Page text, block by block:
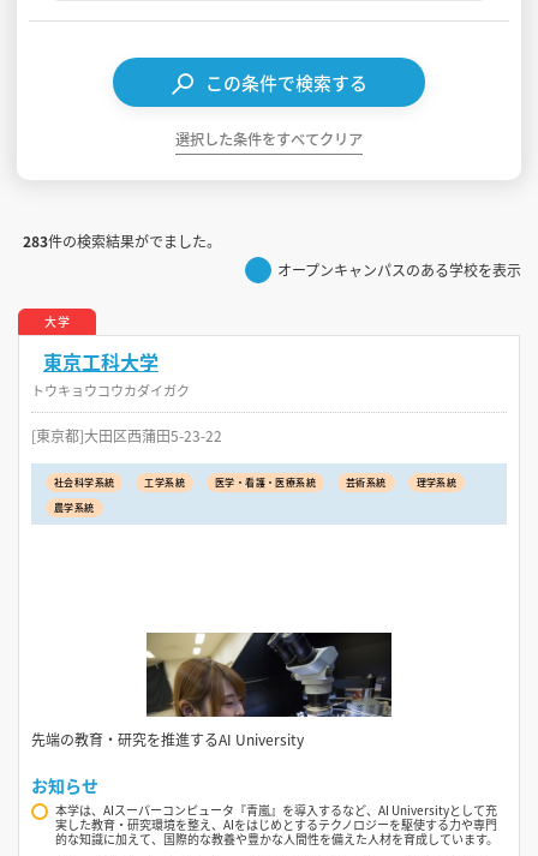
この条件で検索する
選択した条件をすべてクリア
283件の検索結果がでました。
オープンキャンパスのある学校を表示
大学
東京工科大学
トウキョウコウカダイガク
[東京都]大田区西蒲田5-23-22
社会科学系統 工学系統 医学・看護・医療系統 芸術系統
理学系統
農学系統
先端の教育・研究を推進するAI University
お知らせ
本学は、AIスーパーコンピュータ『青嵐』を導入するなど、AI Universityとして充
実した教育・研究環境を整え、AIをはじめとするテクノロジーを駆使する力や専門
的な知識に加えて、国際的な教養や豊かな人間性を備えた人材を育成しています。